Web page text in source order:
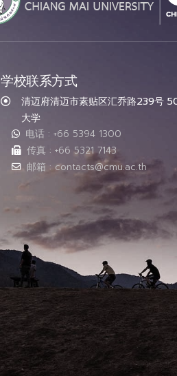
学校联系方式
清迈府清迈市素贴区汇乔路239号
大学
电话 : +66 5394 1300
传真 : +66 5321 7143
邮箱 : contacts@cmu.ac.th